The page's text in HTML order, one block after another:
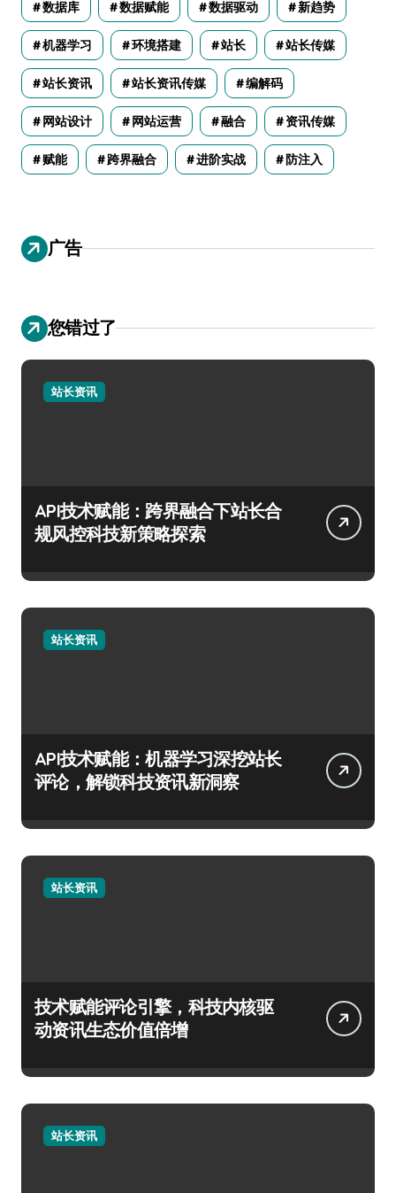
数据库 数据赋能 数据驱动 新趋势
机器学习 环境搭建 站长 站长传媒
站长资讯 站长资讯传媒 编解码
网站设计 网站运营 融合 资讯传媒
赋能 跨界融合 进阶实战 防注入
广告
您错过了
站长资讯
API技术赋能：跨界融合下站长合
规风控科技新策略探索
站长资讯
API技术赋能：机器学习深挖站长
评论，解锁科技资讯新洞察
站长资讯
技术赋能评论引擎，科技内核驱
动资讯生态价值倍增
站长资讯